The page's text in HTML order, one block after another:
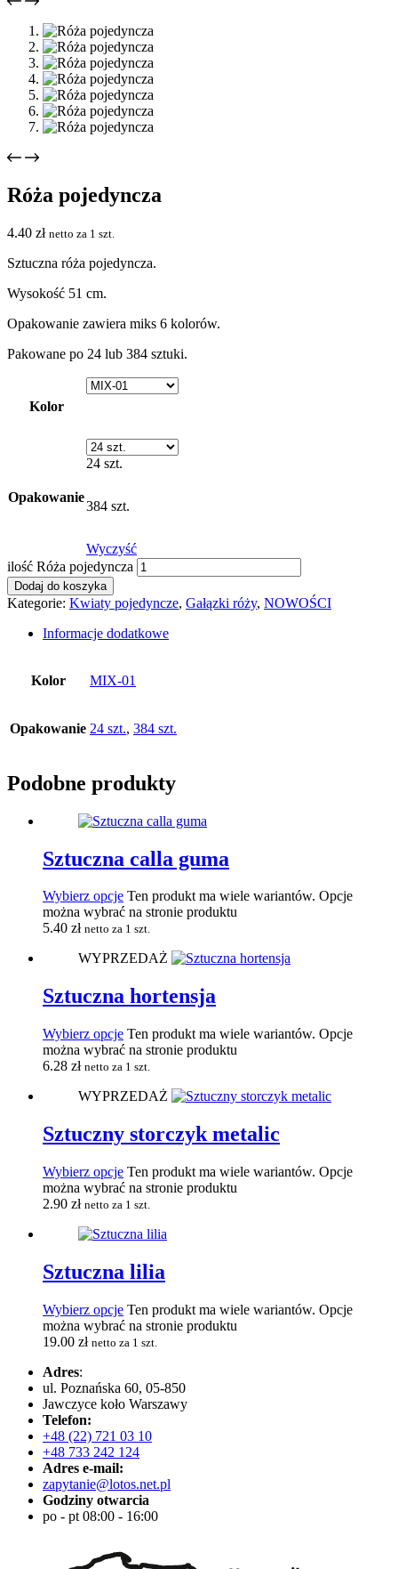
Róża pojedyncza
4.40 zł netto za 1 szt.
Sztuczna róża pojedyncza.
Wysokość 51 cm.
Opakowanie zawiera miks 6 kolorów.
Pakowane po 24 lub 384 sztuki.
Kolor
Opakowanie
24 szt.
384 szt.
Wyczyść
ilość Róża pojedyncza
Dodaj do koszyka
Kategorie: Kwiaty pojedyncze, Gałązki róży, NOWOŚCI
Informacje dodatkowe
Kolor MIX-01
Opakowanie 24 szt., 384 szt.
Podobne produkty
Sztuczna calla guma
Wybierz opcje Ten produkt ma wiele wariantów. Opcje
można wybrać na stronie produktu
5.40 zł netto za 1 szt.
WYPRZEDAŻ
Sztuczna hortensja
Wybierz opcje Ten produkt ma wiele wariantów. Opcje
można wybrać na stronie produktu
6.28 zł netto za 1 szt.
WYPRZEDAŻ
Sztuczny storczyk metalic
Wybierz opcje Ten produkt ma wiele wariantów. Opcje
można wybrać na stronie produktu
2.90 zł netto za 1 szt.
Sztuczna lilia
Wybierz opcje Ten produkt ma wiele wariantów. Opcje
można wybrać na stronie produktu
19.00 zł netto za 1 szt.
Adres:
ul. Poznańska 60, 05-850
Jawczyce koło Warszawy
Telefon:
+48 (22) 721 03 10
+48 733 242 124
Adres e-mail:
zapytanie@lotos.net.pl
Godziny otwarcia
po - pt 08:00 - 16:00